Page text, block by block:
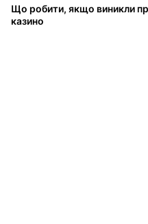
Що робити, якщо виникли
казино